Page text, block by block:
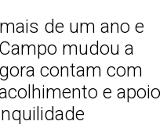
de um ano e
mudou a
contam com
e apoio